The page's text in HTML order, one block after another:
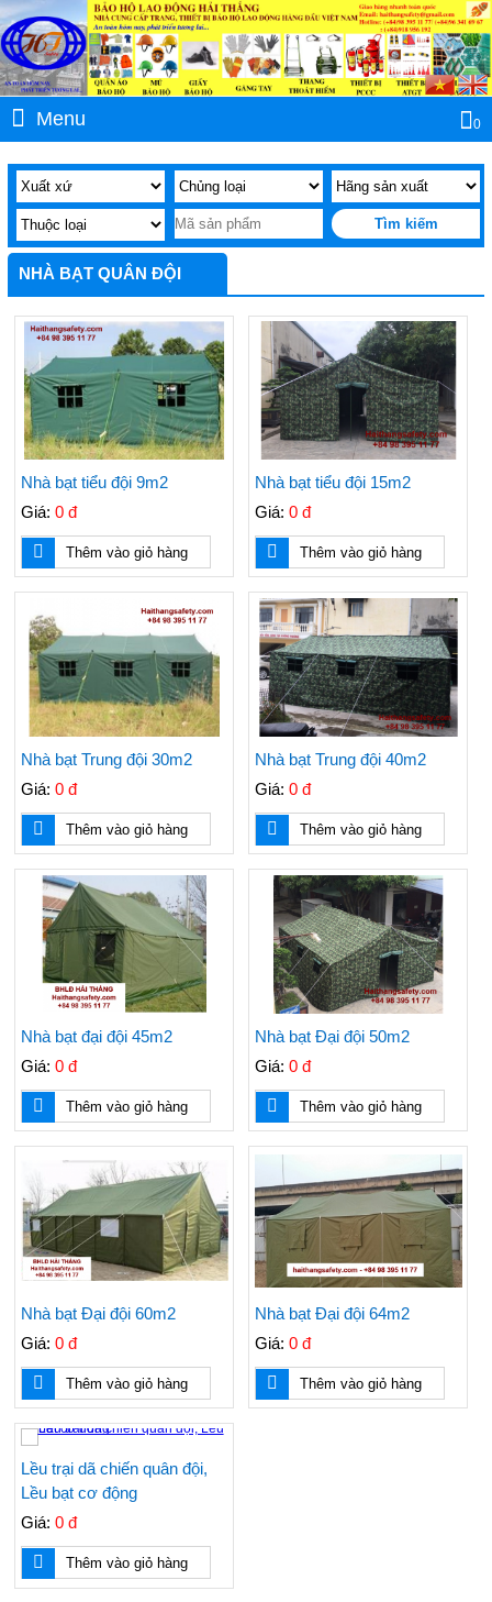
Menu 0
NHÀ BẠT QUÂN ĐỘI
Nhà bạt tiểu đội 9m2
Giá: 0 đ
Thêm vào giỏ hàng
Nhà bạt tiểu đội 15m2
Giá: 0 đ
Thêm vào giỏ hàng
Nhà bạt Trung đội 30m2
Giá: 0 đ
Thêm vào giỏ hàng
Nhà bạt Trung đội 40m2
Giá: 0 đ
Thêm vào giỏ hàng
Nhà bạt đại đội 45m2
Giá: 0 đ
Thêm vào giỏ hàng
Nhà bạt Đại đội 50m2
Giá: 0 đ
Thêm vào giỏ hàng
Nhà bạt Đại đội 60m2
Giá: 0 đ
Thêm vào giỏ hàng
Nhà bạt Đại đội 64m2
Giá: 0 đ
Thêm vào giỏ hàng
Lều trại dã chiến quân đội,
Lều bạt cơ động
Giá: 0 đ
Thêm vào giỏ hàng
Áo dùng cho kho lạnh, phòng lạnh, hệ thống
lạnh, điện lạnh, áo chống đông, áo chống lạnh,
áo bảo vệ
thẩm mỹ, và cho máy laser
Băng cảnh báo điện, băng chôn cùng cáp điện,
nhân, nón công nhân, nón cam, nón công nhân